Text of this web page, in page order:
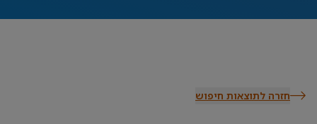
חזרה לתוצאות חיפוש